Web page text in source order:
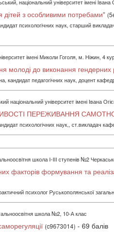
національний університет імені Івана
дітей з особливими потребами"
психологічних наук, старший
імені Миколи Гоголя, м. Ніжин, 4
молоді до виконання гендерних
педагогічних наук, доцент
національний університет імені Івана
ПЕРЕЖИВАННЯ
психологічних наук,, ст.викладач
школа І-ІІІ ступенів №2
факторів формування та
психолог Руськополянської
школа №2, 10-А клас
(c9673014) - 69 балів